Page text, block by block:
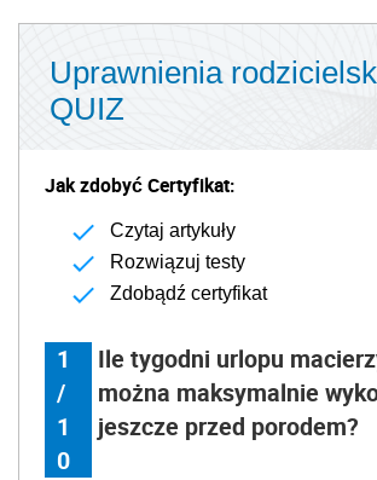
Uprawnienia
QUIZ
Jak zdobyć Certyfikat:
Czytaj artykuły
Rozwiązuj testy
Zdobądź certyfikat
1
/
1
0
Ile tygodni urlopu
można maksymalnie
jeszcze przed porodem?